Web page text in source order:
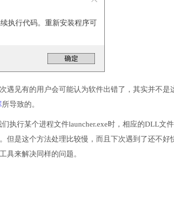
续执行代码。重新安装程序可
遇见有的用户会可能认为软件出错了，其实并不是
所导致的。
执行某个进程文件launcher.exe时，相应的DLL文
但是这个方法处理比较慢，而且下次遇到了还不好
具来解决同样的问题。